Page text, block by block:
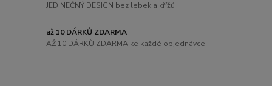
JEDINEČNÝ DESIGN bez lebek a křížů
až 10 DÁRKŮ ZDARMA
AŽ 10 DÁRKŮ ZDARMA ke každé objednávce